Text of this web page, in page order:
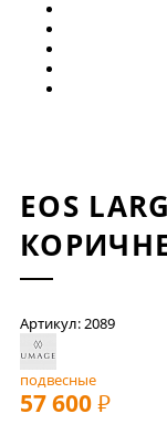
EOS
Артикул: 2089
подвесные
57 600 РУБ